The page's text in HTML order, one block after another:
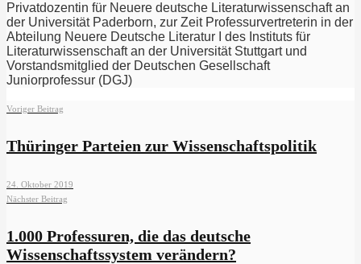
Privatdozentin für Neuere deutsche Literaturwissenschaft an
der Universität Paderborn, zur Zeit Professurvertreterin in der
Abteilung Neuere Deutsche Literatur I des Instituts für
Literaturwissenschaft an der Universität Stuttgart und
Vorstandsmitglied der Deutschen Gesellschaft
Juniorprofessur (DGJ)
Voriger Beitrag
Thüringer Parteien zur Wissenschaftspolitik
24. Oktober 2019
Nächster Beitrag
1.000 Professuren, die das deutsche
Wissenschaftssystem verändern?